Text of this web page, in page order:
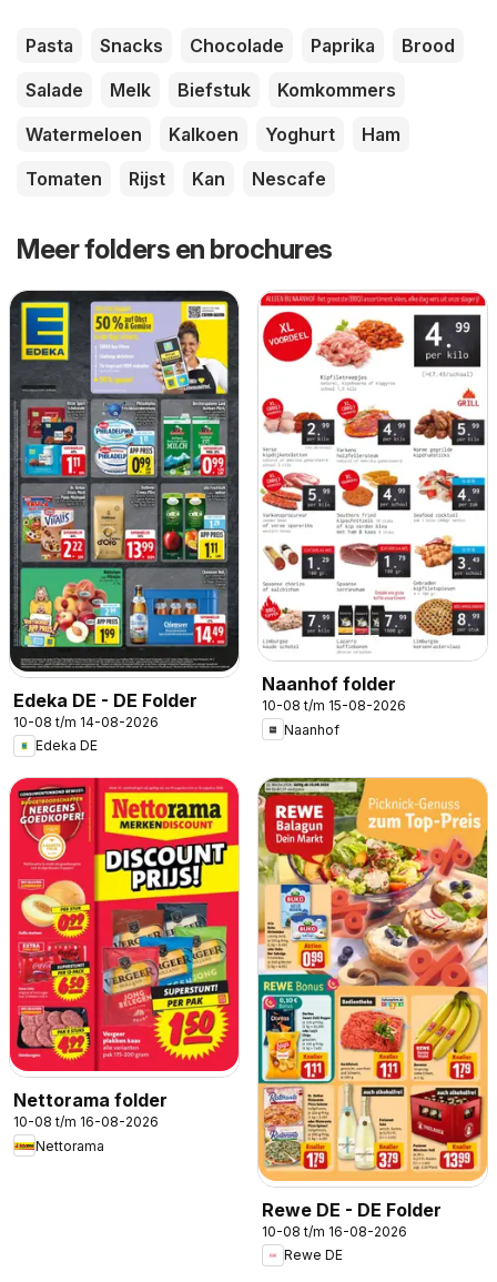
Pasta Snacks Chocolade Paprika
Brood
Salade
Melk Biefstuk
Komkommers
Watermeloen
Kalkoen Yoghurt
Ham
Tomaten
Rijst Kan Nescafe
Meer folders en brochures
Edeka DE - DE Folder
10-08 t/m 14-08-2026
Edeka DE
Naanhof folder
10-08 t/m 15-08-2026
Naanhof
Nettorama folder
10-08 t/m 16-08-2026
Nettorama
Rewe DE - DE Folder
10-08 t/m 16-08-2026
Rewe DE